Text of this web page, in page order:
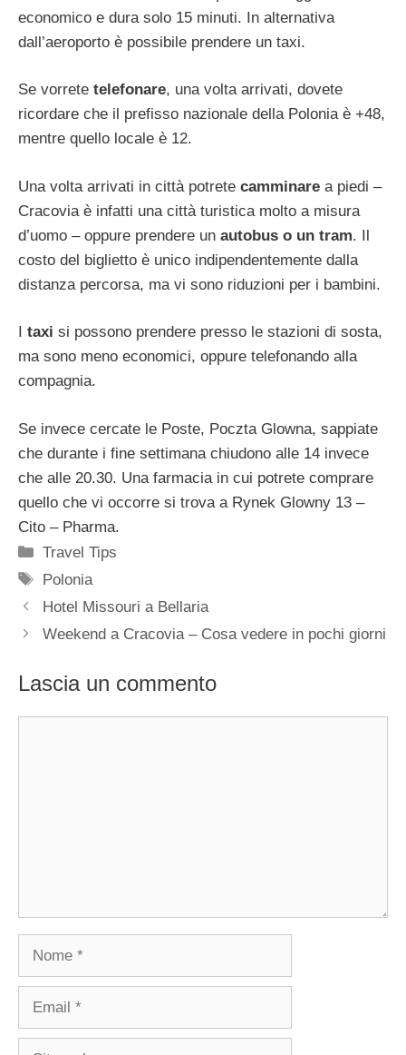
economico e dura solo 15 minuti. In alternativa
dall’aeroporto è possibile prendere un taxi.
Se vorrete telefonare, una volta arrivati, dovete
ricordare che il prefisso nazionale della Polonia è +48,
mentre quello locale è 12.
Una volta arrivati in città potrete camminare a piedi –
Cracovia è infatti una città turistica molto a misura
d’uomo – oppure prendere un autobus o un tram. Il
costo del biglietto è unico indipendentemente dalla
distanza percorsa, ma vi sono riduzioni per i bambini.
I taxi si possono prendere presso le stazioni di sosta,
ma sono meno economici, oppure telefonando alla
compagnia.
Se invece cercate le Poste, Poczta Glowna, sappiate
che durante i fine settimana chiudono alle 14 invece
che alle 20.30. Una farmacia in cui potrete comprare
quello che vi occorre si trova a Rynek Glowny 13 –
Cito – Pharma.
Categorie
Travel Tips
Tag
Polonia
Hotel Missouri a Bellaria
Weekend a Cracovia – Cosa vedere in pochi giorni
Lascia un commento
Nome
Email
Sito